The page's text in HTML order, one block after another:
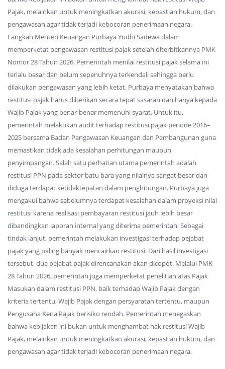
Pajak, melainkan untuk meningkatkan akurasi, kepastian hukum, dan
pengawasan agar tidak terjadi kebocoran penerimaan negara.
Langkah Menteri Keuangan Purbaya Yudhi Sadewa dalam
memperketat pengawasan restitusi pajak setelah diterbitkannya PMK
Nomor 28 Tahun 2026. Pemerintah menilai restitusi pajak selama ini
terlalu besar dan belum sepenuhnya terkendali sehingga perlu
dilakukan pengawasan yang lebih ketat. Purbaya menyatakan bahwa
restitusi pajak harus diberikan secara tepat sasaran dan hanya kepada
Wajib Pajak yang benar-benar memenuhi syarat. Untuk itu,
pemerintah melakukan audit terhadap restitusi pajak periode 2016–
2025 bersama Badan Pengawasan Keuangan dan Pembangunan guna
memastikan tidak ada kesalahan perhitungan maupun
penyimpangan. Salah satu perhatian utama pemerintah adalah
restitusi PPN pada sektor batu bara yang nilainya sangat besar dan
diduga terdapat ketidaktepatan dalam penghitungan. Purbaya juga
mengakui bahwa sebelumnya terdapat kesalahan dalam proyeksi nilai
restitusi karena realisasi pembayaran restitusi jauh lebih besar
dibandingkan laporan internal yang diterima pemerintah. Sebagai
tindak lanjut, pemerintah melakukan investigasi terhadap pejabat
pajak yang paling banyak mencairkan restitusi. Dari hasil investigasi
tersebut, dua pejabat pajak direncanakan akan dicopot. Melalui PMK
28 Tahun 2026, pemerintah juga memperketat penelitian atas Pajak
Masukan dalam restitusi PPN, baik terhadap Wajib Pajak dengan
kriteria tertentu, Wajib Pajak dengan persyaratan tertentu, maupun
Pengusaha Kena Pajak berisiko rendah. Pemerintah menegaskan
bahwa kebijakan ini bukan untuk menghambat hak restitusi Wajib
Pajak, melainkan untuk meningkatkan akurasi, kepastian hukum, dan
pengawasan agar tidak terjadi kebocoran penerimaan negara.